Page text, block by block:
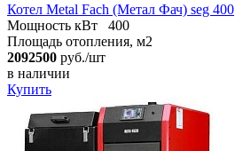
Котел Metal Fach (Метал Фач) seg 400
Мощность кВт
400
Площадь отопления, м2
2092500 руб./шт
в наличии
Купить